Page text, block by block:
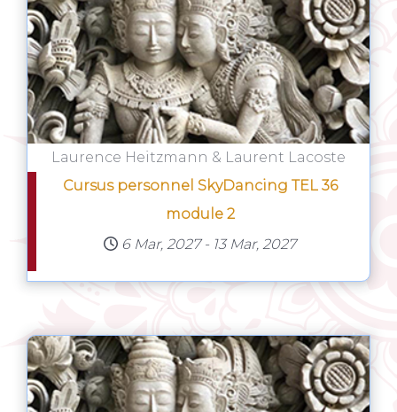
Laurence Heitzmann & Laurent Lacoste
Cursus personnel SkyDancing TEL 36
module 2
6 Mar, 2027 - 13 Mar, 2027